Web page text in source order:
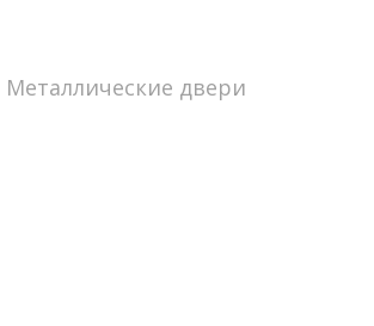
Металлические двери